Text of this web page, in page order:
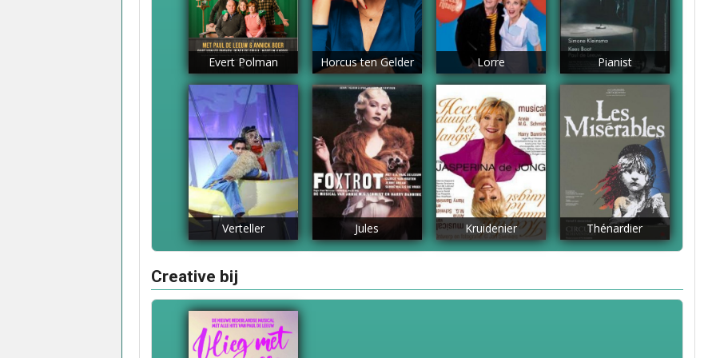
Evert Polman Horcus ten Gelder Lorre Pianist
Verteller Jules Kruidenier Thénardier
Creative bij